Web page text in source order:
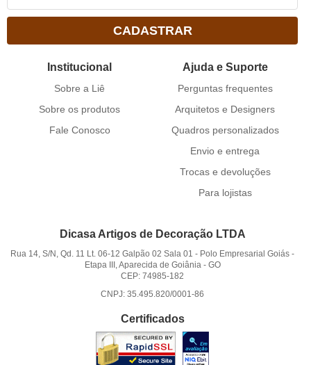
CADASTRAR
Institucional
Sobre a Liê
Sobre os produtos
Fale Conosco
Ajuda e Suporte
Perguntas frequentes
Arquitetos e Designers
Quadros personalizados
Envio e entrega
Trocas e devoluções
Para lojistas
Dicasa Artigos de Decoração LTDA
Rua 14, S/N, Qd. 11 Lt. 06-12 Galpão 02 Sala 01 - Polo Empresarial Goiás -
Etapa III, Aparecida de Goiânia - GO
CEP: 74985-182
CNPJ: 35.495.820/0001-86
Certificados